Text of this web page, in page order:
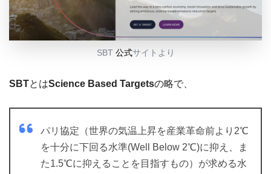
SBT 公式サイトより
SBTとはScience Based Targetsの略で、
パリ協定（世界の気温上昇を産業革命前より2℃
を十分に下回る水準(Well Below 2℃)に抑え、ま
た1.5℃に抑えることを目指すもの）が求める水